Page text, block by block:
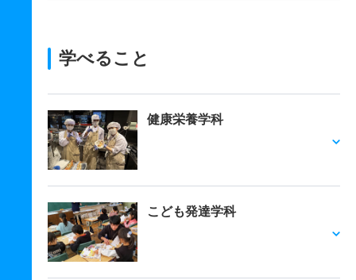
学べること
健康栄養学科
こども発達学科